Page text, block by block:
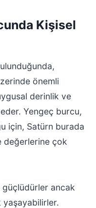
Kişisel
önemli
derinlik ve
Yengeç burcu,
için, Satürn burada
değerlerine çok
ancak
yaşayabilirler.